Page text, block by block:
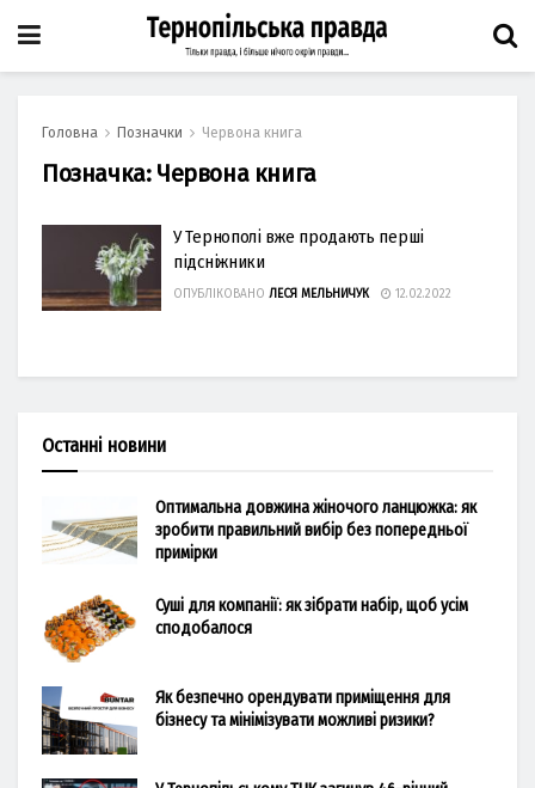
Головна Позначки Червона книга
Позначка: Червона книга
У Тернополі вже продають перші
підсніжники
ОПУБЛІКОВАНО ЛЕСЯ МЕЛЬНИЧУК 12.02.2022
Останні новини
Оптимальна довжина жіночого ланцюжка: як
зробити правильний вибір без попередньої
примірки
Суші для компанії: як зібрати набір, щоб усім
сподобалося
Як безпечно орендувати приміщення для
бізнесу та мінімізувати можливі ризики?